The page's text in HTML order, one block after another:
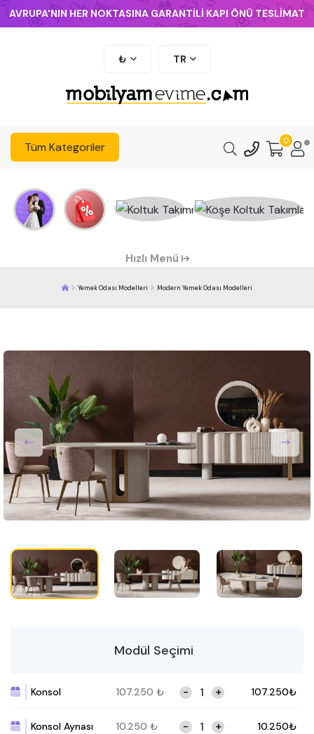
AVRUPA'NIN HER NOKTASINA GARANTİLİ KAPI ÖNÜ TESLİMAT
₺ TR
Tüm Kategoriler 0
Hızlı Menü
Yemek Odası Modelleri Modern Yemek Odası Modelleri
Modül Seçimi
Konsol 107.250 ₺ - + 107.250₺
Konsol Aynası 10.250 ₺ - + 10.250₺